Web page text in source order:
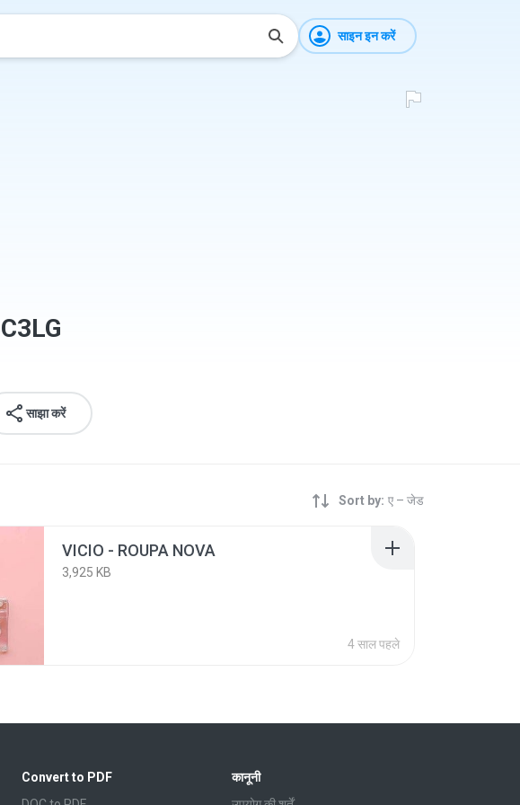
साइन इन करें
साझा करें
Sort by: ए – जेड
VICIO - ROUPA NOVA
3,925 KB
4 साल पहले
Convert to PDF
कानूनी